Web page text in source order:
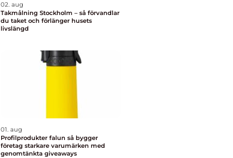
02. aug
Takmålning Stockholm – så förvandlar
du taket och förlänger husets
livslängd
01. aug
Profilprodukter falun så bygger
företag starkare varumärken med
genomtänkta giveaways